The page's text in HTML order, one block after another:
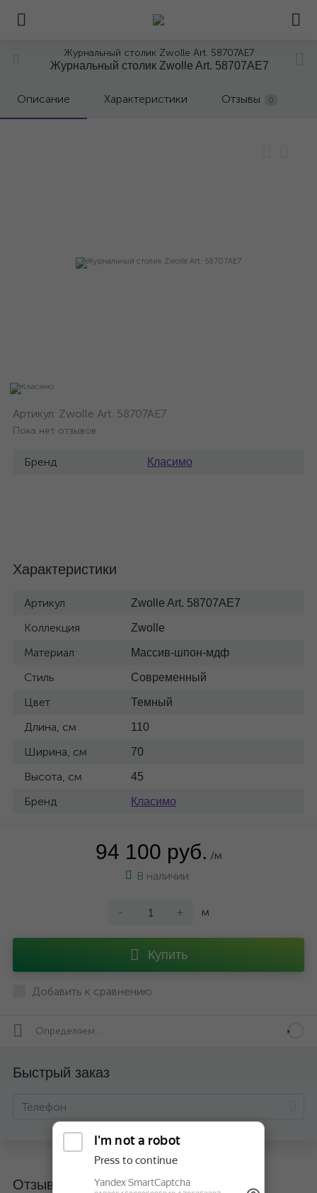
Журнальный столик Zwolle Art. 58707AE7
Журнальный столик Zwolle Art. 58707AE7
Описание Характеристики Отзывы 0
Артикул: Zwolle Art. 58707AE7
Пока нет отзывов
Бренд Класимо
Характеристики
Артикул Zwolle Art. 58707AE7
Коллекция Zwolle
Материал Массив-шпон-мдф
Стиль Современный
Цвет Темный
Длина, см 110
Ширина, см 70
Высота, см 45
Бренд Класимо
94 100 руб. /м
В наличии
- + м
Купить
Добавить к сравнению
Определяем...
Быстрый заказ
Отзывы